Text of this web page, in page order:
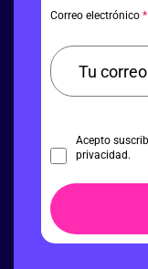
Correo electrónico *
Acepto
privacidad.